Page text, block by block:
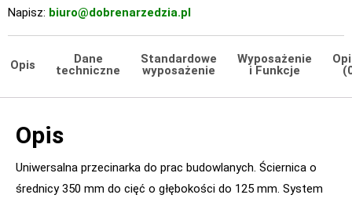
Napisz: biuro@dobrenarzedzia.pl
Opis
Dane
techniczne
Standardowe
wyposażenie
Wyposażenie
i Funkcje
Opis
Uniwersalna przecinarka do prac budowlanych. Ściernica o
średnicy 350 mm do cięć o głębokości do 125 mm. System